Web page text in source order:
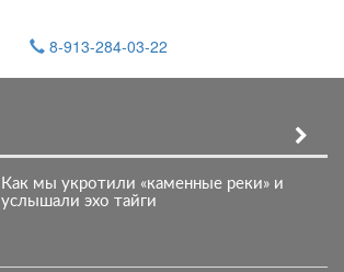
8-913-284-03-22
Как мы укротили «каменные реки» и
услышали эхо тайги